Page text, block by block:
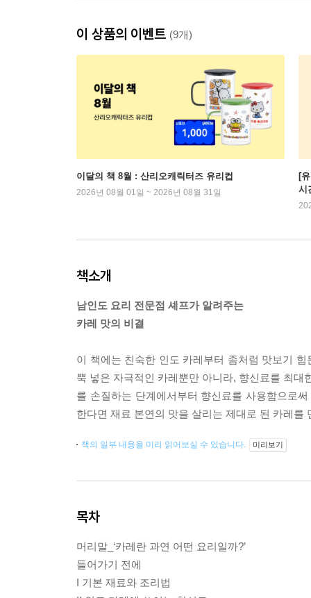
이 상품의 이벤트 (9개)
이달의 책 8월 : 산리오캐릭터즈 유리컵
2026년 08월 01일 ~ 2026년 08월 31일
[
시
책소개
남인도 요리 전문점 셰프가 알려주는
카레 맛의 비결
이 책에는 친숙한 인도 카레부터 좀처럼 맛보기
뿍 넣은 자극적인 카레뿐만 아니라, 향신료를 최
를 손질하는 단계에서부터 향신료를 사용함으로
한다면 재료 본연의 맛을 살리는 제대로 된 카레를
책의 일부 내용을 미리 읽어보실 수 있습니다. 미리보기
목차
머리말_‘카레란 과연 어떤 요리일까?’
들어가기 전에
I 기본 재료와 조리법